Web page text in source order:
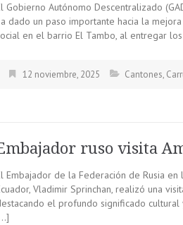
Gobierno Autónomo Descentralizado
dado un paso importante hacia la
en el barrio El Tambo, al entregar
12 noviembre, 2025 Cantones,
ruso visita
Embajador de la Federación de Rusia en
Vladimir Sprinchan, realizó una
el profundo significado cultural